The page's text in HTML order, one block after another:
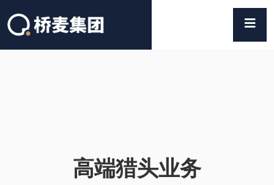
高端猎头业务